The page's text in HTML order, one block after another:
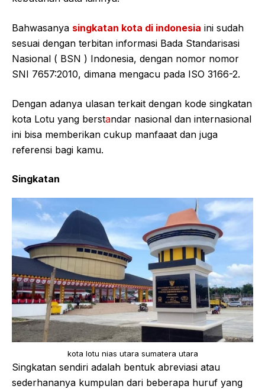
Bahwasanya singkatan kota di indonesia ini sudah
sesuai dengan terbitan informasi Bada Standarisasi
Nasional ( BSN ) Indonesia, dengan nomor nomor
SNI 7657:2010, dimana mengacu pada ISO 3166-2.
Dengan adanya ulasan terkait dengan kode singkatan
kota Lotu yang berstandar nasional dan internasional
ini bisa memberikan cukup manfaaat dan juga
referensi bagi kamu.
Singkatan
kota lotu nias utara sumatera utara
Singkatan sendiri adalah bentuk abreviasi atau
sederhananya kumpulan dari beberapa huruf yang